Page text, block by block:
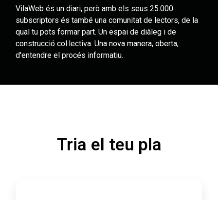
VilaWeb és un diari, però amb els seus 25.000
subscriptors és també una comunitat de lectors, de la
qual tu pots formar part. Un espai de diàleg i de
construcció col·lectiva. Una nova manera, oberta,
d'entendre el procés informatiu.
Tria el teu pla